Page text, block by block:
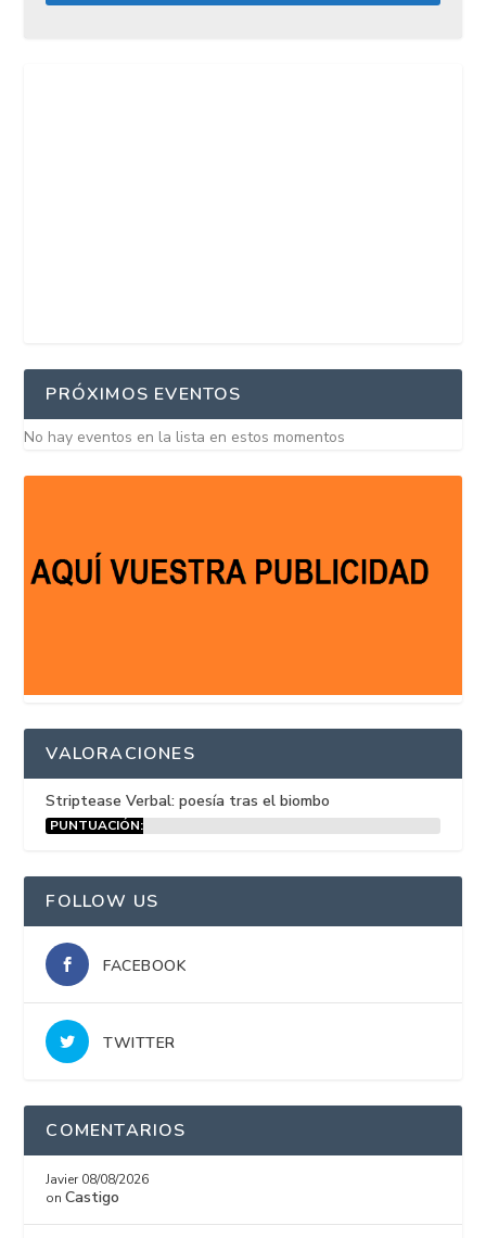
PRÓXIMOS EVENTOS
No hay eventos en la lista en estos momentos
VALORACIONES
Striptease Verbal: poesía tras el biombo
PUNTUACIÓN:
FOLLOW US
FACEBOOK
TWITTER
COMENTARIOS
Javier 08/08/2026
onCastigo